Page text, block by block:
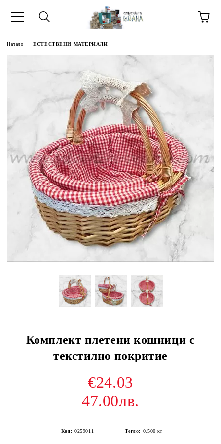
Начало ЕСТЕСТВЕНИ МАТЕРИАЛИ
Комплект плетени кошници с
текстилно покритие
€24.03
47.00лв.
Код: 0259011 Тегло: 0.500 кг